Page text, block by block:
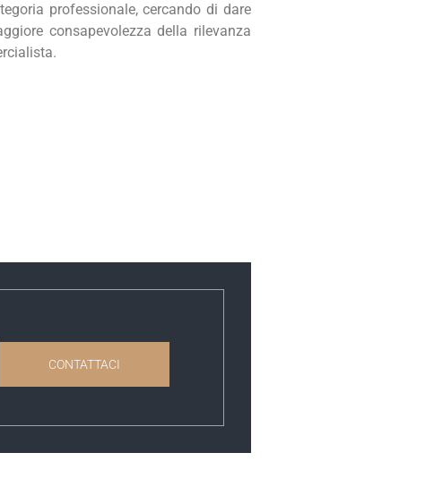
professionale, cercando di dare
consapevolezza della rilevanza
CONTATTACI